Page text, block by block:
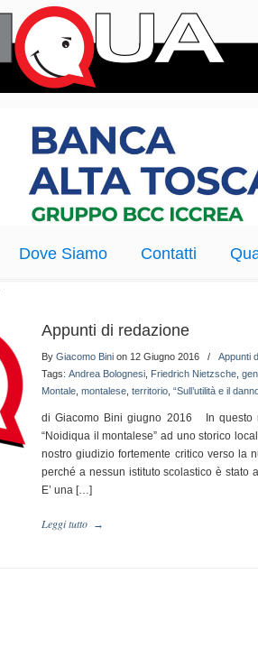
Dove Siamo Contatti
Appunti di redazione
By Giacomo Bini on 12 Giugno 2016 / Appunti
Tags: Andrea Bolognesi Friedrich Nietzsche
Montale montalese territorio “Sull’utilità e il
di Giacomo Bini giugno 2016 In questo
“Noidiqua il montalese” ad uno storico
nostro giudizio fortemente critico verso la
perché a nessun istituto scolastico è stato
E’ una […]
Leggi tutto →